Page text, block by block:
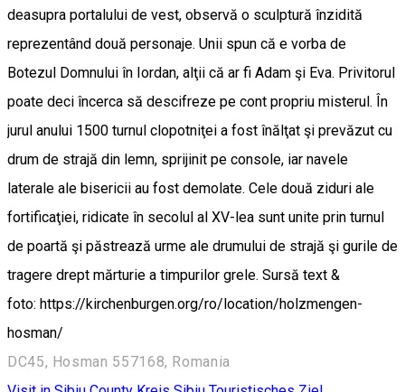
deasupra portalului de vest, observă o sculptură înzidită
reprezentând două personaje. Unii spun că e vorba de
Botezul Domnului în Iordan, alţii că ar fi Adam şi Eva. Privitorul
poate deci încerca să descifreze pe cont propriu misterul. În
jurul anului 1500 turnul clopotniţei a fost înălţat şi prevăzut cu
drum de strajă din lemn, sprijinit pe console, iar navele
laterale ale bisericii au fost demolate. Cele două ziduri ale
fortificaţiei, ridicate în secolul al XV-lea sunt unite prin turnul
de poartă şi păstrează urme ale drumului de strajă şi gurile de
tragere drept mărturie a timpurilor grele. Sursă text &
foto: https://kirchenburgen.org/ro/location/holzmengen-
hosman/
DC45, Hosman 557168, Romania